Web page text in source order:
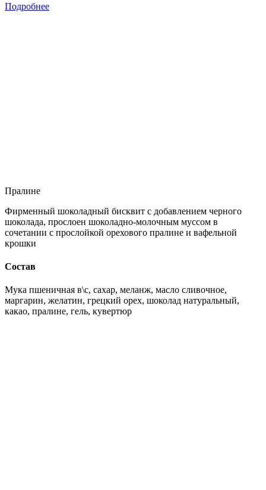
Подробнее
Пралине
Фирменный шоколадный бисквит с добавлением черного
шоколада, прослоен шоколадно-молочным муссом в
сочетании с прослойкой орехового пралине и вафельной
крошки
Состав
Мука пшеничная в\с, сахар, меланж, масло сливочное,
маргарин, желатин, грецкий орех, шоколад натуральный,
какао, пралине, гель, кувертюр